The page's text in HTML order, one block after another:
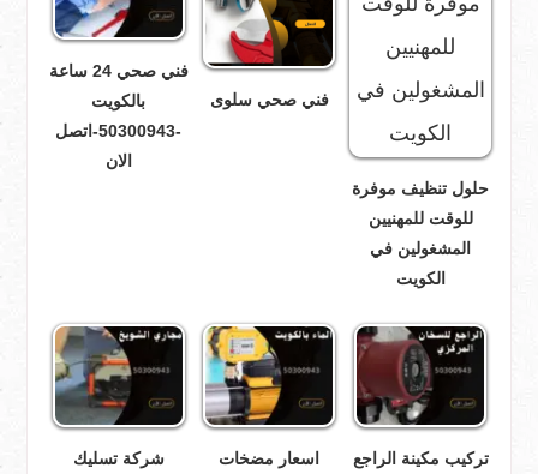
حلول تنظيف موفرة
للوقت للمهنيين
المشغولين في
الكويت
فني صحي سلوى
فني صحي 24 ساعة
بالكويت
-50300943-اتصل
الان
تركيب مكينة الراجع
اسعار مضخات
شركة تسليك